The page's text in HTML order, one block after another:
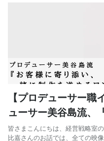
【プロデューサー
ューサー美谷島流、
緒に制作を進めるワ
皆さまこんにちは、経営戦略室
比嘉さんのお話では、全ての映